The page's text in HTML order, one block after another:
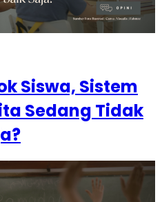
Siswa, Sistem
Sedang Tidak